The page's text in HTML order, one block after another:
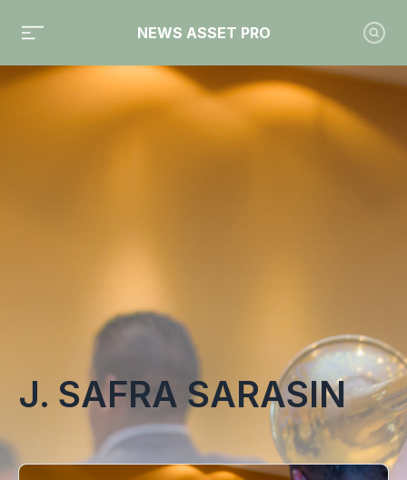
NEWS ASSET PRO
Toute l'actualité sur le tag "J. Safra Sarasin"
J. SAFRA SARASIN